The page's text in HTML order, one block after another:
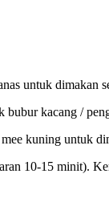
untuk
bubur kacang /
kuning untuk
10-15 minit).